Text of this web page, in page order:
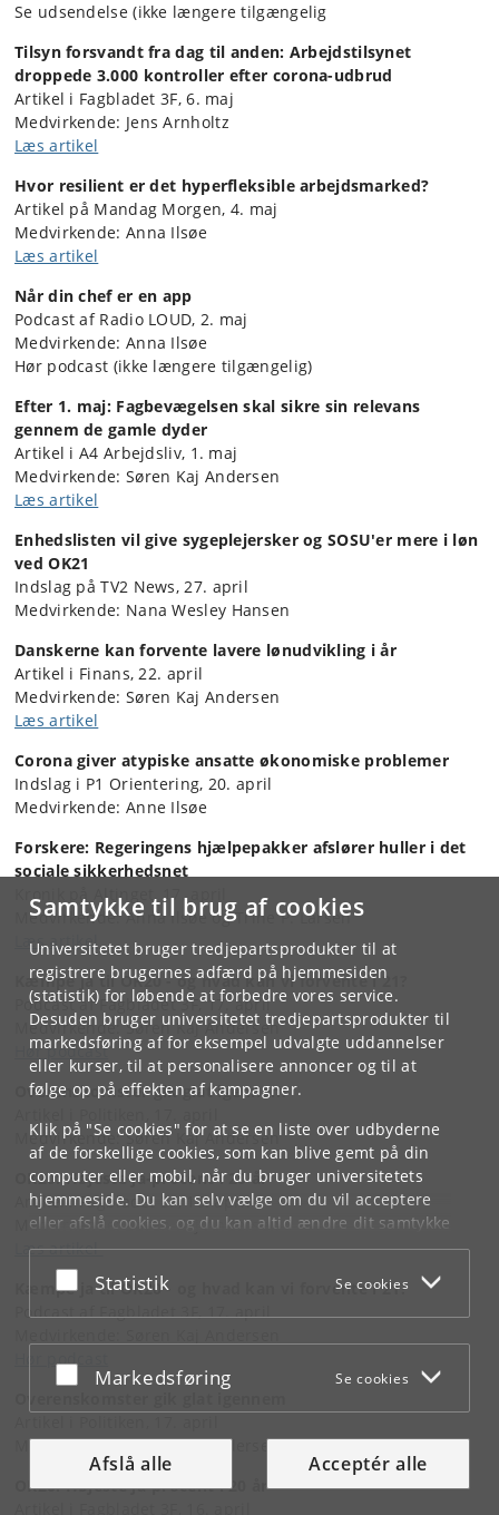
Samtykke til brug af cookies
Universitetet bruger tredjepartsprodukter til at
registrere brugernes adfærd på hjemmesiden
(statistik) for løbende at forbedre vores service.
Desuden bruger universitetet tredjepartsprodukter til
markedsføring af for eksempel udvalgte uddannelser
eller kurser, til at personalisere annoncer og til at
følge op på effekten af kampagner.
Klik på "Se cookies" for at se en liste over udbyderne
af de forskellige cookies, som kan blive gemt på din
computer eller mobil, når du bruger universitetets
hjemmeside. Du kan selv vælge om du vil acceptere
eller afslå cookies, og du kan altid ændre dit samtykke
underCookie- og privatlivspolitiksom du finder i
bunden af hver side.
Acceptér eller afslå
Statistik Se cookies
Acceptér eller afslå
Markedsføring Se cookies
Afslå alle Acceptér alle
Se udsendelse (ikke længere tilgængelig
Tilsyn forsvandt fra dag til anden: Arbejdstilsynet
droppede 3.000 kontroller efter corona-udbrud
Artikel i Fagbladet 3F, 6. maj
Medvirkende: Jens Arnholtz
Læs artikel
Hvor resilient er det hyperfleksible arbejdsmarked?
Artikel på Mandag Morgen, 4. maj
Medvirkende: Anna Ilsøe
Læs artikel
Når din chef er en app
Podcast af Radio LOUD, 2. maj
Medvirkende: Anna Ilsøe
Hør podcast (ikke længere tilgængelig)
Efter 1. maj: Fagbevægelsen skal sikre sin relevans
gennem de gamle dyder
Artikel i A4 Arbejdsliv, 1. maj
Medvirkende: Søren Kaj Andersen
Læs artikel
Enhedslisten vil give sygeplejersker og SOSU'er mere i løn
ved OK21
Indslag på TV2 News, 27. april
Medvirkende: Nana Wesley Hansen
Danskerne kan forvente lavere lønudvikling i år
Artikel i Finans, 22. april
Medvirkende: Søren Kaj Andersen
Læs artikel
Corona giver atypiske ansatte økonomiske problemer
Indslag i P1 Orientering, 20. april
Medvirkende: Anne Ilsøe
Forskere: Regeringens hjælpepakker afslører huller i det
sociale sikkerhedsnet
Kronik på Altinget, 17. april
Medvirkende: Anna Ilsøe og Trine P. Larsen
Læs artikel
Kæmpe ja til OK20 - og hvad kan vi forvente i 21?
Podcast af Fagbladet 3F, 17. april
Medvirkende: Søren Kaj Andersen
Hør podcast
Overenskomster gik glat igennem
Medvirkende: Søren Kaj Andersen
OK20: Højeste ja-procent i 20 år
Artikel i Fagbladet 3F, 16. april
Medvirkende: Søren Kaj Andersen
Læs artikel
Kæmpe ja til OK20 - og hvad kan vi forvente i 21?
Podcast af Fagbladet 3F, 17. april
Hør podcast
Medvirkende: Søren Kaj Andersen
OK20: Højeste ja-procent i 20 år